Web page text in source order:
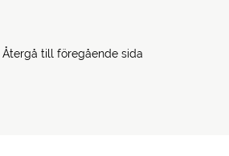
Återgå till föregående sida